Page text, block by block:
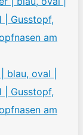
blau, oval |
| Gusstopf,
am